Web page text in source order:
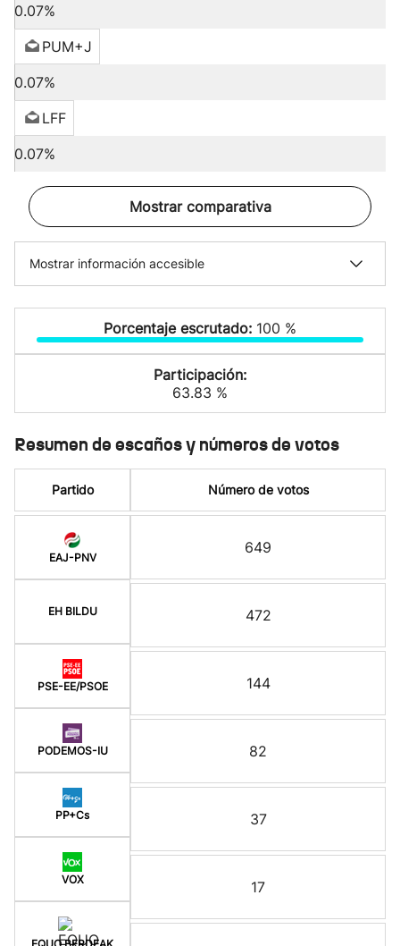
0.07%
PUM+J
0.07%
LFF
0.07%
Mostrar comparativa
Mostrar información accesible
Porcentaje escrutado: 100 %
Participación:
63.83 %
Resumen de escaños y números de votos
Partido
EAJ-PNV
EH BILDU
PSE-EE/PSOE
PODEMOS-IU
PP+Cs
VOX
EQUO BERDEAK
Número de votos
649
472
144
82
37
17